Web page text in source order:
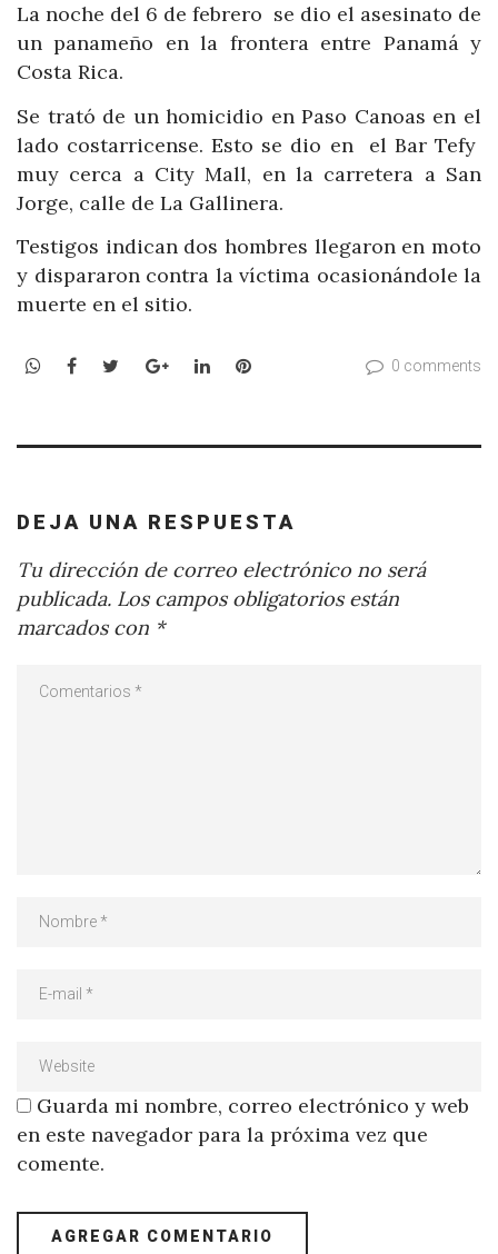
La noche del 6 de febrero se dio el asesinato de
un panameño en la frontera entre Panamá y
Costa Rica.
Se trató de un homicidio en Paso Canoas en el
lado costarricense. Esto se dio en el Bar Tefy
muy cerca a City Mall, en la carretera a San
Jorge, calle de La Gallinera.
Testigos indican dos hombres llegaron en moto
y dispararon contra la víctima ocasionándole la
muerte en el sitio.
WhatsApp
Facebook
TwitterGoogle+LinkedInPinterest 0 comments
DEJA UNA RESPUESTA
Tu dirección de correo electrónico no será
publicada. Los campos obligatorios están
marcados con *
Guarda mi nombre, correo electrónico y web
en este navegador para la próxima vez que
comente.